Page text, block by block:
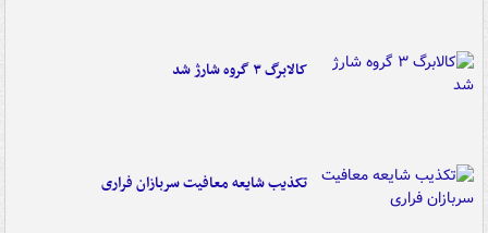
کالابرگ ۳ گروه شارژ شد
تکذیب شایعه معافیت سربازان فراری